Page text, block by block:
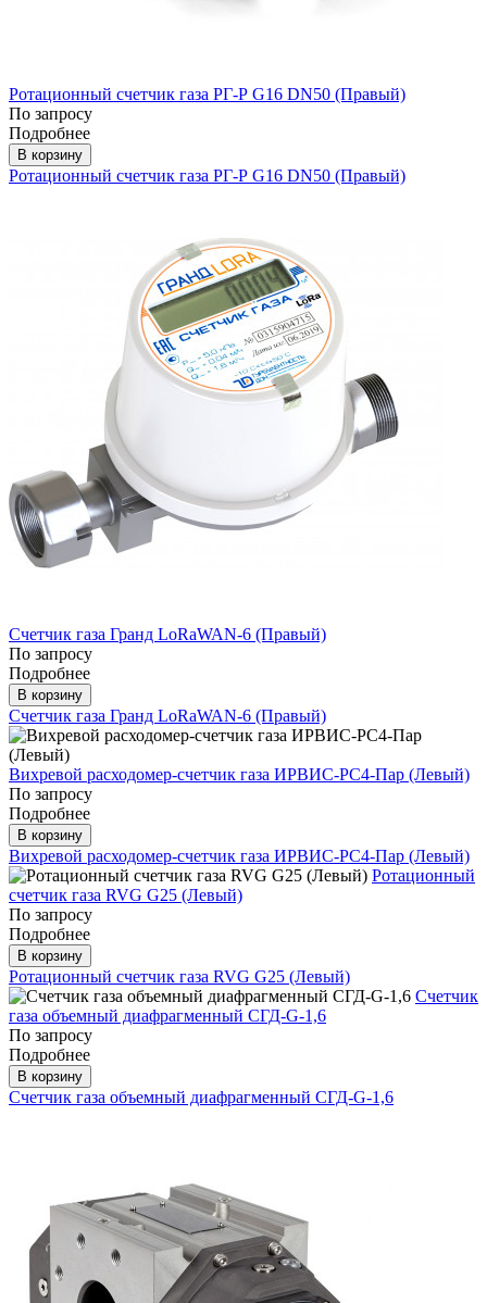
Ротационный счетчик газа РГ-Р G16 DN50 (Правый)
По запросу
Подробнее
В корзину
Ротационный счетчик газа РГ-Р G16 DN50 (Правый)
Счетчик газа Гранд LoRaWAN-6 (Правый)
По запросу
Подробнее
В корзину
Счетчик газа Гранд LoRaWAN-6 (Правый)
Вихревой расходомер-счетчик газа ИРВИС-РС4-Пар (Левый)
По запросу
Подробнее
В корзину
Вихревой расходомер-счетчик газа ИРВИС-РС4-Пар (Левый)
Ротационный
счетчик газа RVG G25 (Левый)
По запросу
Подробнее
В корзину
Ротационный счетчик газа RVG G25 (Левый)
Счетчик
газа объемный диафрагменный СГД-G-1,6
По запросу
Подробнее
В корзину
Счетчик газа объемный диафрагменный СГД-G-1,6